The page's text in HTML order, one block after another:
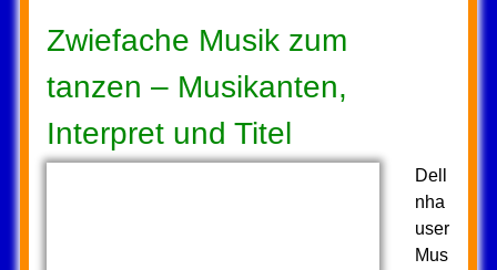
Zwiefache Musik zum
tanzen – Musikanten,
Interpret und Titel
Dell
nha
user
Mus